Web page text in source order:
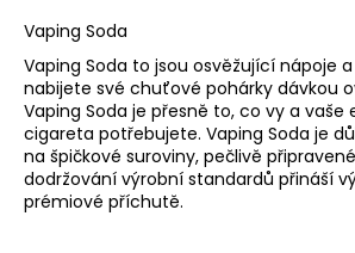
Vaping Soda
Vaping Soda to jsou osvěžující nápoje
nabijete své chuťové pohárky dávkou
Vaping Soda je přesně to, co vy a vaše
cigareta potřebujete. Vaping Soda je
na špičkové suroviny, pečlivě
dodržování výrobní standardů přináší
prémiové příchutě.
o
p
o
t
ř
e
b